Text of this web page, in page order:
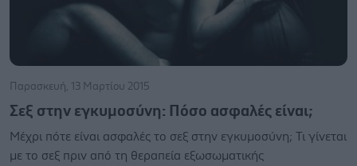
Παρασκευή, 13 Μαρτίου 2015
Σεξ στην εγκυμοσύνη: Πόσο ασφαλές είναι;
Μέχρι πότε είναι ασφαλές το σεξ στην εγκυμοσύνη; Τι γίνεται
με το σεξ πριν από τη θεραπεία εξωσωματικής